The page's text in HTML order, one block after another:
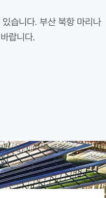
습니다. 부산 북항 마리나
랍니다.